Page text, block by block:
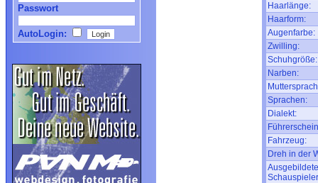
Passwort
AutoLogin:
Haarlänge:
Haarform:
Augenfarbe:
Zwilling:
Schuhgröße:
Narben:
Sprachen:
Dialekt:
Fahrzeug:
Dreh in der